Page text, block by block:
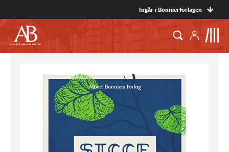
Ingår i Bonnierförlagen